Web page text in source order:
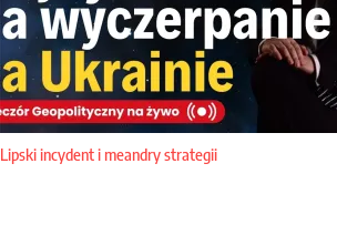
Lipski incydent i meandry strategii